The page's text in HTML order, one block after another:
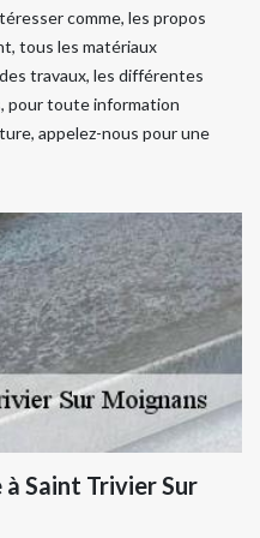
comme, les propos
tous les matériaux
travaux, les différentes
pour toute information
appelez-nous pour une
Saint Trivier Sur